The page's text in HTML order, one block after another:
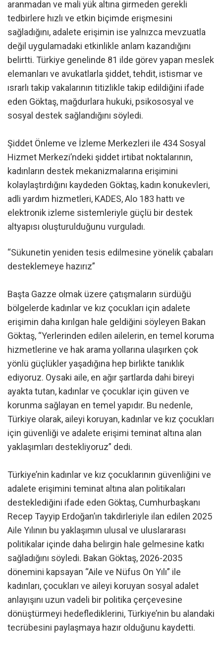
aranmadan ve mali yük altına girmeden gerekli
tedbirlere hızlı ve etkin biçimde erişmesini
sağladığını, adalete erişimin ise yalnızca mevzuatla
değil uygulamadaki etkinlikle anlam kazandığını
belirtti. Türkiye genelinde 81 ilde görev yapan meslek
elemanları ve avukatlarla şiddet, tehdit, istismar ve
ısrarlı takip vakalarının titizlikle takip edildiğini ifade
eden Göktaş, mağdurlara hukuki, psikososyal ve
sosyal destek sağlandığını söyledi.
Şiddet Önleme ve İzleme Merkezleri ile 434 Sosyal
Hizmet Merkezi’ndeki şiddet irtibat noktalarının,
kadınların destek mekanizmalarına erişimini
kolaylaştırdığını kaydeden Göktaş, kadın konukevleri,
adli yardım hizmetleri, KADES, Alo 183 hattı ve
elektronik izleme sistemleriyle güçlü bir destek
altyapısı oluşturulduğunu vurguladı.
“Sükunetin yeniden tesis edilmesine yönelik çabaları
desteklemeye hazırız”
Başta Gazze olmak üzere çatışmaların sürdüğü
bölgelerde kadınlar ve kız çocukları için adalete
erişimin daha kırılgan hale geldiğini söyleyen Bakan
Göktaş, “Yerlerinden edilen ailelerin, en temel koruma
hizmetlerine ve hak arama yollarına ulaşırken çok
yönlü güçlükler yaşadığına hep birlikte tanıklık
ediyoruz. Oysaki aile, en ağır şartlarda dahi bireyi
ayakta tutan, kadınlar ve çocuklar için güven ve
korunma sağlayan en temel yapıdır. Bu nedenle,
Türkiye olarak, aileyi koruyan, kadınlar ve kız çocukları
için güvenliği ve adalete erişimi teminat altına alan
yaklaşımları destekliyoruz” dedi.
Türkiye’nin kadınlar ve kız çocuklarının güvenliğini ve
adalete erişimini teminat altına alan politikaları
desteklediğini ifade eden Göktaş, Cumhurbaşkanı
Recep Tayyip Erdoğan’ın takdirleriyle ilan edilen 2025
Aile Yılının bu yaklaşımın ulusal ve uluslararası
politikalar içinde daha belirgin hale gelmesine katkı
sağladığını söyledi. Bakan Göktaş, 2026-2035
dönemini kapsayan “Aile ve Nüfus On Yılı” ile
kadınları, çocukları ve aileyi koruyan sosyal adalet
anlayışını uzun vadeli bir politika çerçevesine
dönüştürmeyi hedeflediklerini, Türkiye’nin bu alandaki
tecrübesini paylaşmaya hazır olduğunu kaydetti.